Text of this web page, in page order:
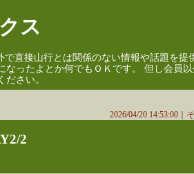
ス
で直接山行とは関係のない情報や話題を提
ったよとか何でもＯＫです。 但し会員
さい。
2026/04/20 14:53:00｜
2